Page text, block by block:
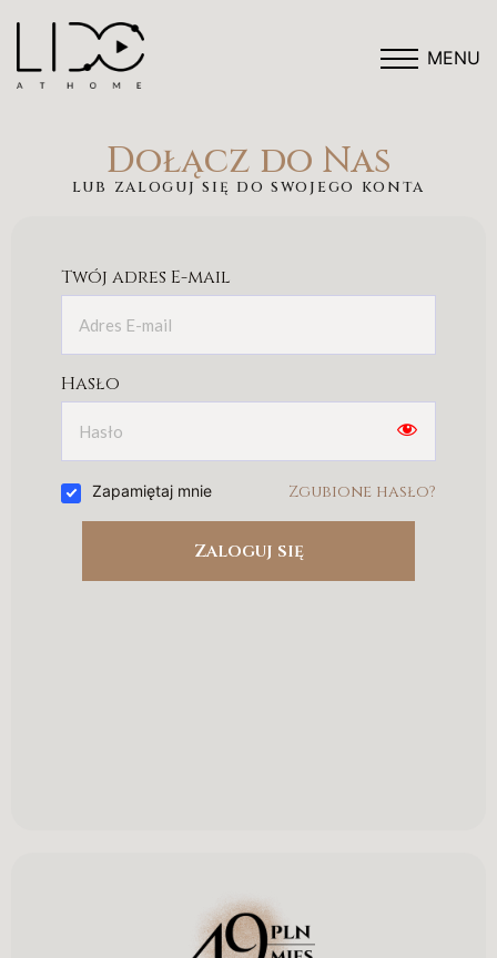
MENU
Dołącz do Nas
lub zaloguj się do swojego konta
Twój adres E-mail
Hasło
Zapamiętaj mnie Zgubione hasło?